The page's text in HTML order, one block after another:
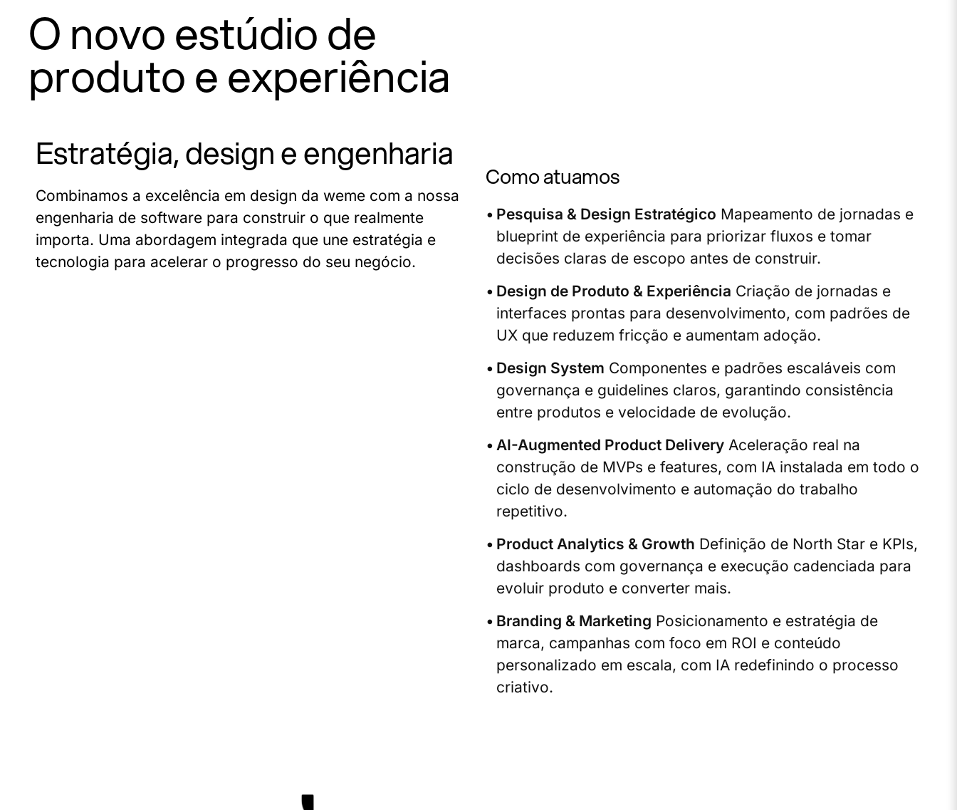
O novo estúdio de
produto e experiência
Estratégia, design e engenharia
Combinamos a excelência em design da weme com a nossa
engenharia de software para construir o que realmente
importa. Uma abordagem integrada que une estratégia e
tecnologia para acelerar o progresso do seu negócio.
Como atuamos
Pesquisa & Design Estratégico Mapeamento de jornadas e
blueprint de experiência para priorizar fluxos e tomar
decisões claras de escopo antes de construir.
Design de Produto & Experiência Criação de jornadas e
interfaces prontas para desenvolvimento, com padrões de
UX que reduzem fricção e aumentam adoção.
Design System Componentes e padrões escaláveis com
governança e guidelines claros, garantindo consistência
entre produtos e velocidade de evolução.
AI-Augmented Product Delivery Aceleração real na
construção de MVPs e features, com IA instalada em todo o
ciclo de desenvolvimento e automação do trabalho
repetitivo.
Product Analytics & Growth Definição de North Star e KPIs,
dashboards com governança e execução cadenciada para
evoluir produto e converter mais.
Branding & Marketing Posicionamento e estratégia de
marca, campanhas com foco em ROI e conteúdo
personalizado em escala, com IA redefinindo o processo
criativo.